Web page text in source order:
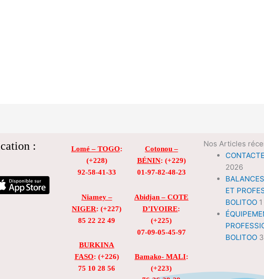
: Lomé – TOGO:
(+228)
92-58-41-33
Niamey –
NIGER: (+227)
85 22 22 49
BURKINA
FASO: (+226)
75 10 28 56
Cotonou –
BÉNIN: (+229)
01-97-82-48-23
Abidjan – COTE
D’IVOIRE:
(+225)
07-09-05-45-97
Bamako- MALI:
(+223)
Nos Articles
2026
ET
BOLITOO
BOLITOO